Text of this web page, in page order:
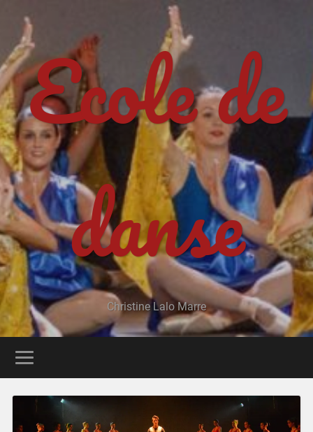
Ecole de
danse
Christine Lalo Marre